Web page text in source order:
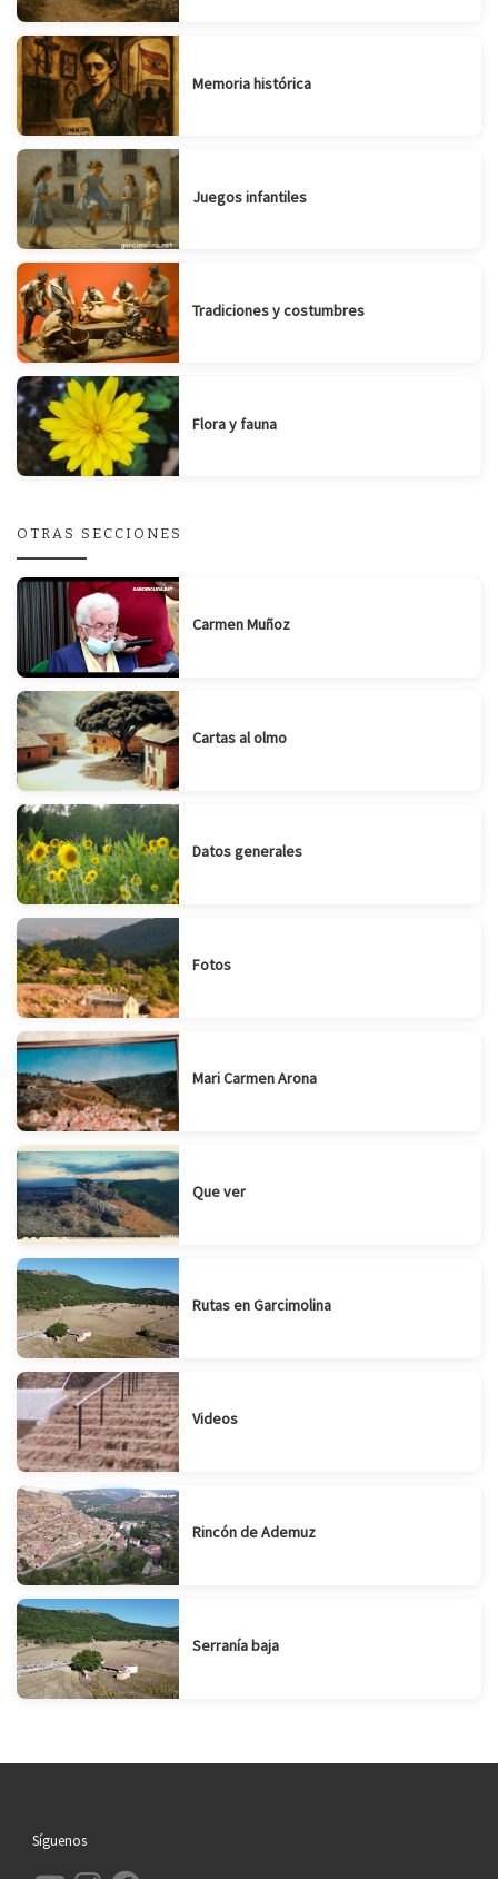
Memoria histórica
Juegos infantiles
Tradiciones y costumbres
Flora y fauna
OTRAS SECCIONES
Carmen Muñoz
Cartas al olmo
Datos generales
Fotos
Mari Carmen Arona
Que ver
Rutas en Garcimolina
Videos
Rincón de Ademuz
Serranía baja
Síguenos
YouTube InstagramFacebook